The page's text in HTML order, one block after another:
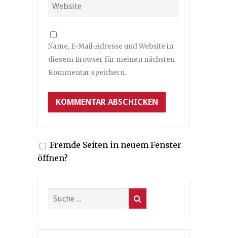
Name, E-Mail-Adresse und Website in
diesem Browser für meinen nächsten
Kommentar speichern.
Fremde Seiten in neuem Fenster
öffnen?